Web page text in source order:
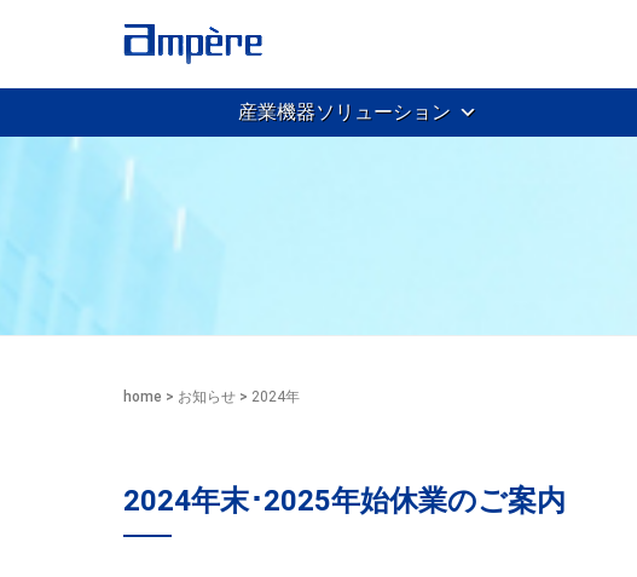
産業機器ソリューション
home > お知らせ > 2024年
2024年末･2025年始休業のご案内